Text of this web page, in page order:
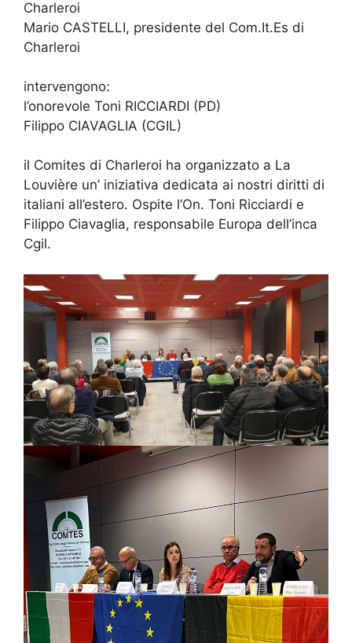
Charleroi
Mario CASTELLI, presidente del Com.It.Es di
Charleroi
intervengono:
l’onorevole Toni RICCIARDI (PD)
Filippo CIAVAGLIA (CGIL)
il Comites di Charleroi ha organizzato a La
Louvière un’ iniziativa dedicata ai nostri diritti di
italiani all’estero. Ospite l’On. Toni Ricciardi e
Filippo Ciavaglia, responsabile Europa dell’inca
Cgil.